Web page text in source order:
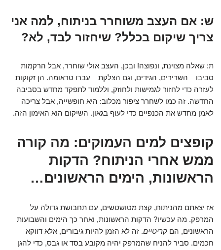
ש: אם העצב משוחרר בניתוח, למה אני
צריך שיקום בכלל? שיחזור לבד, לא?
ת: שאלה מצוינת, ונפוצה! ובכן, העצב אולי שוחרר, אבל הרקמות
סביבו – השרירים, הגידים, וגם הצלקת – עברו טראומה. הן זקוקות
לעזרה כדי לחזור לגמישות ולחוזק, וללמוד לתפקד מחדש בסביבה
החדשה. זה כמו לשחרר ציפור מכלוב: היא חופשייה, אבל צריכה
לאמן מחדש את הכנפיים כדי לעוף בגאון. השיקום הוא האימון הזה.
קופצים למים העמוקים: מה קורה
ממש אחרי הניתוח? הדקות
הראשונות, הימים הראשונים…
אז יצאתם מהניתוח, קצת מטושטשים, עם תחבושת גדולה על
המרפק. מה עכשיו? הדקות הראשונות, ואחר כך הימים והשבועות
הראשונים, הם קריטיים. זה לא הזמן להיות גיבורים, אלא דווקא
חכמים. סביר להניח שהמרפק יהיה מקובע בסד או גבס, כדי להגן